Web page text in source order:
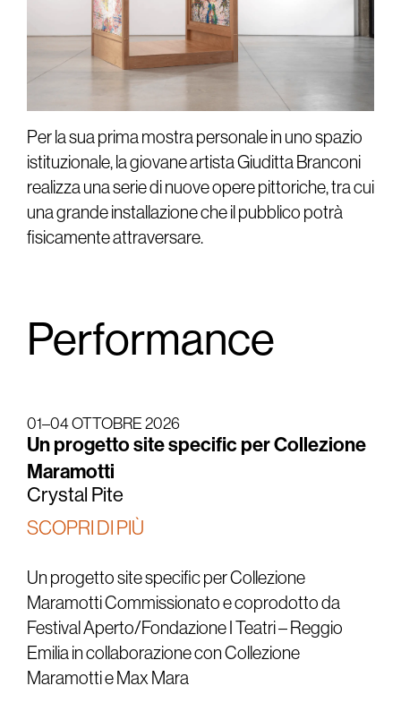
Per la sua prima mostra personale in uno spazio
istituzionale, la giovane artista Giuditta Branconi
realizza una serie di nuove opere pittoriche, tra cui
una grande installazione che il pubblico potrà
fisicamente attraversare.
Performance
Un progetto site specific per Collezione
Maramotti
Crystal Pite
01–04 OTTOBRE 2026
SCOPRI DI PIÙ
Un progetto site specific per Collezione
Maramotti Commissionato e coprodotto da
Festival Aperto/Fondazione I Teatri – Reggio
Emilia in collaborazione con Collezione
Maramotti e Max Mara